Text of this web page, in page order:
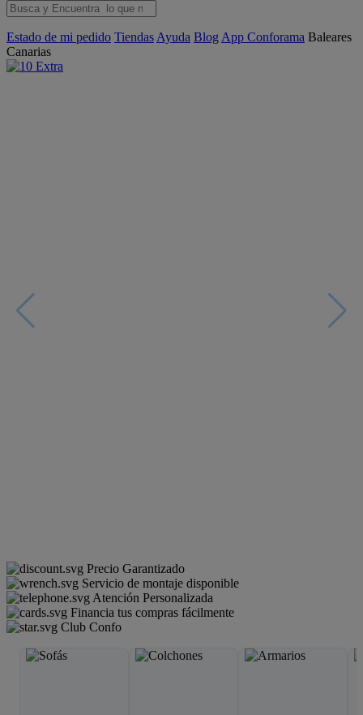
Estado de mi pedido Tiendas Ayuda Blog App Conforama Baleares
Canarias
Precio Garantizado
Servicio de montaje disponible
Atención Personalizada
Financia tus compras fácilmente
Club Confo